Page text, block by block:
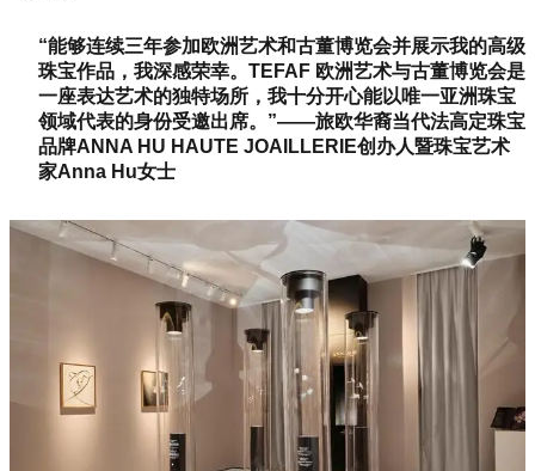
“能够连续三年参加欧洲艺术和古董博览会并展示我的高级
珠宝作品，我深感荣幸。TEFAF 欧洲艺术与古董博览会是
一座表达艺术的独特场所，我十分开心能以唯一亚洲珠宝
领域代表的身份受邀出席。”——旅欧华裔当代法高定珠宝
品牌ANNA HU HAUTE JOAILLERIE创办人暨珠宝艺术
家Anna Hu女士